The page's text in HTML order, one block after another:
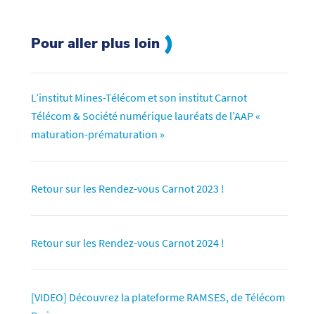
Pour aller plus loin
L’institut Mines-Télécom et son institut Carnot
Télécom & Société numérique lauréats de l’AAP «
maturation-prématuration »
Retour sur les Rendez-vous Carnot 2023 !
Retour sur les Rendez-vous Carnot 2024 !
[VIDEO] Découvrez la plateforme RAMSES, de Télécom